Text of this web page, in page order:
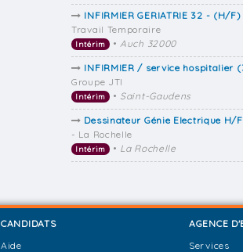
INFIRMIER GERIATRIE 32 - (H/F)
Travail Temporaire
Intérim • Auch 32000
INFIRMIER / service hospitalier
Groupe JTI
Intérim • Saint-Gaudens
Dessinateur Génie Electrique H/F
- La Rochelle
Intérim • La Rochelle
CANDIDATS
Aide
AGENCE
Services